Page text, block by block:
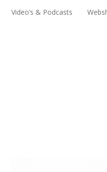
Video’s & Podcasts
Video’s & Podcasts